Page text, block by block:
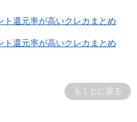
ト還元率が高いクレカまとめ
ト還元率が高いクレカまとめ
もくじに戻る